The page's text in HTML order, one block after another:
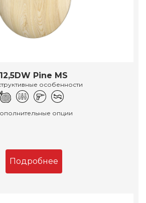
12,5DW Pine MS
особенности
опции
Подробнее